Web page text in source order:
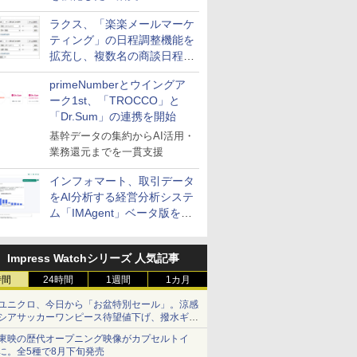
送信防止アドインサービス」
を提供
ラクス、「楽楽メールマーケ
ティング」の日程調整機能を
拡充し、複数名の商談日程調
整を効率化
primeNumberとウイングア
ーク1st、「TROCCO」と
「Dr.Sum」の連携を開始
基幹データの集約からAI活用・
業務還元までを一貫支援
インフォマート、取引データ
をAI分析する経営分析システ
ム「IMAgent」ベータ版を提
Impress Watchシリーズ 人気記事
24時間 1週間 1カ月
ニクロ、今日から「お盆特別セール」。涼感
アサッカーワンピース待望値下げ、撥水ギア
ョーツは1990円に
映の歴代オープニング映像がカプセルトイ
。全5種で8月下旬発売